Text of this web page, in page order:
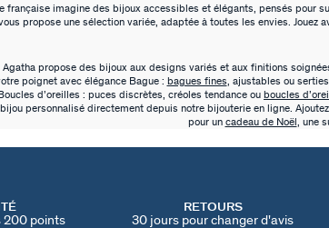
française imagine des bijoux accessibles et élégants, pensés
propose une sélection variée, adaptée à toutes les envies.
propose des bijoux aux designs variés et aux finitions
poignet avec élégance Bague : bagues fines , ajustables ou
d’oreilles : puces discrètes, créoles tendance ou boucles
personnalisé directement depuis notre bijouterie en ligne.
pour un cadeau de Noël , une
200 points
RETOURS
30 jours pour changer d'avis